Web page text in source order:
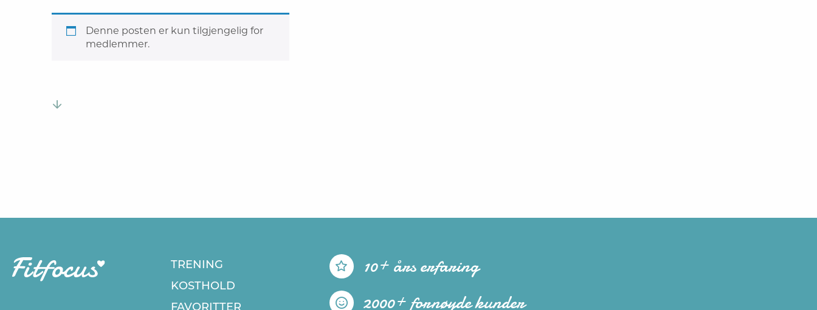
Denne posten er kun tilgjengelig for
medlemmer.
TRENING
KOSTHOLD
FAVORITTER
10+ års erfaring
2000+ fornøyde kunder